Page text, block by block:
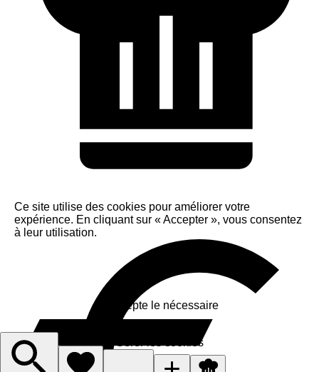
Ce site utilise des cookies pour améliorer votre
expérience. En cliquant sur « Accepter », vous consentez
à leur utilisation.
J'accepte le nécessaire
Gérer les cookies